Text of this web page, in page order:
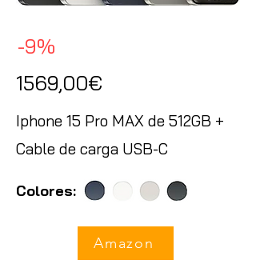
-9%
1569,00€
Iphone 15 Pro MAX de 512GB +
Cable de carga USB-C
Colores:
Amazon